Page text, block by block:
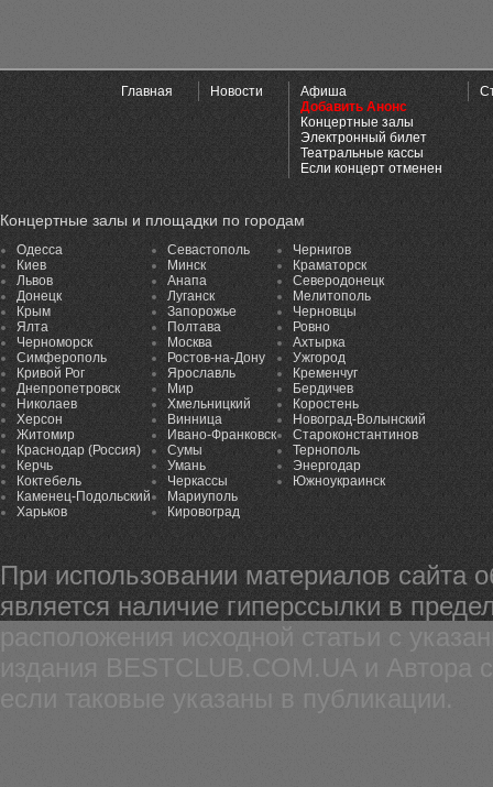
Главная Новости
Афиша
Добавить Анонс
Концертные залы
Электронный билет
Театральные кассы
Если концерт отменен
Концертные залы и площадки по городам
Одесса
Киев
Львов
Донецк
Крым
Ялта
Черноморск
Симферополь
Кривой Рог
Днепропетровск
Николаев
Херсон
Житомир
Краснодар (Россия)
Керчь
Коктебель
Каменец-Подольский
Харьков
Севастополь
Минск
Анапа
Луганск
Запорожье
Полтава
Москва
Ростов-на-Дону
Ярославль
Мир
Хмельницкий
Винница
Ивано-Франковск
Сумы
Умань
Черкассы
Мариуполь
Кировоград
Чернигов
Краматорск
Северодонецк
Мелитополь
Черновцы
Ровно
Ахтырка
Ужгород
Кременчуг
Бердичев
Коростень
Новоград-Волынский
Староконстантинов
Тернополь
Энергодар
Южноукраинск
При использовании материалов сайта
является наличие гиперссылки в
расположения исходной статьи с
издания BESTCLUB.COM.UA и Автора
если таковые указаны в публикации.